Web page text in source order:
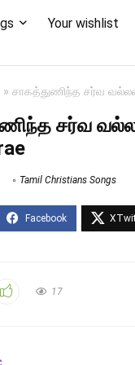
Your wishlist
» சாகத்துணிந்த சர்வ
சர்வ
Tamil Christians Songs
17